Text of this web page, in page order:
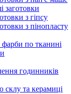
заготовки
з гіпсу
з пінопласту
по тканині
годинників
склу та керамиці